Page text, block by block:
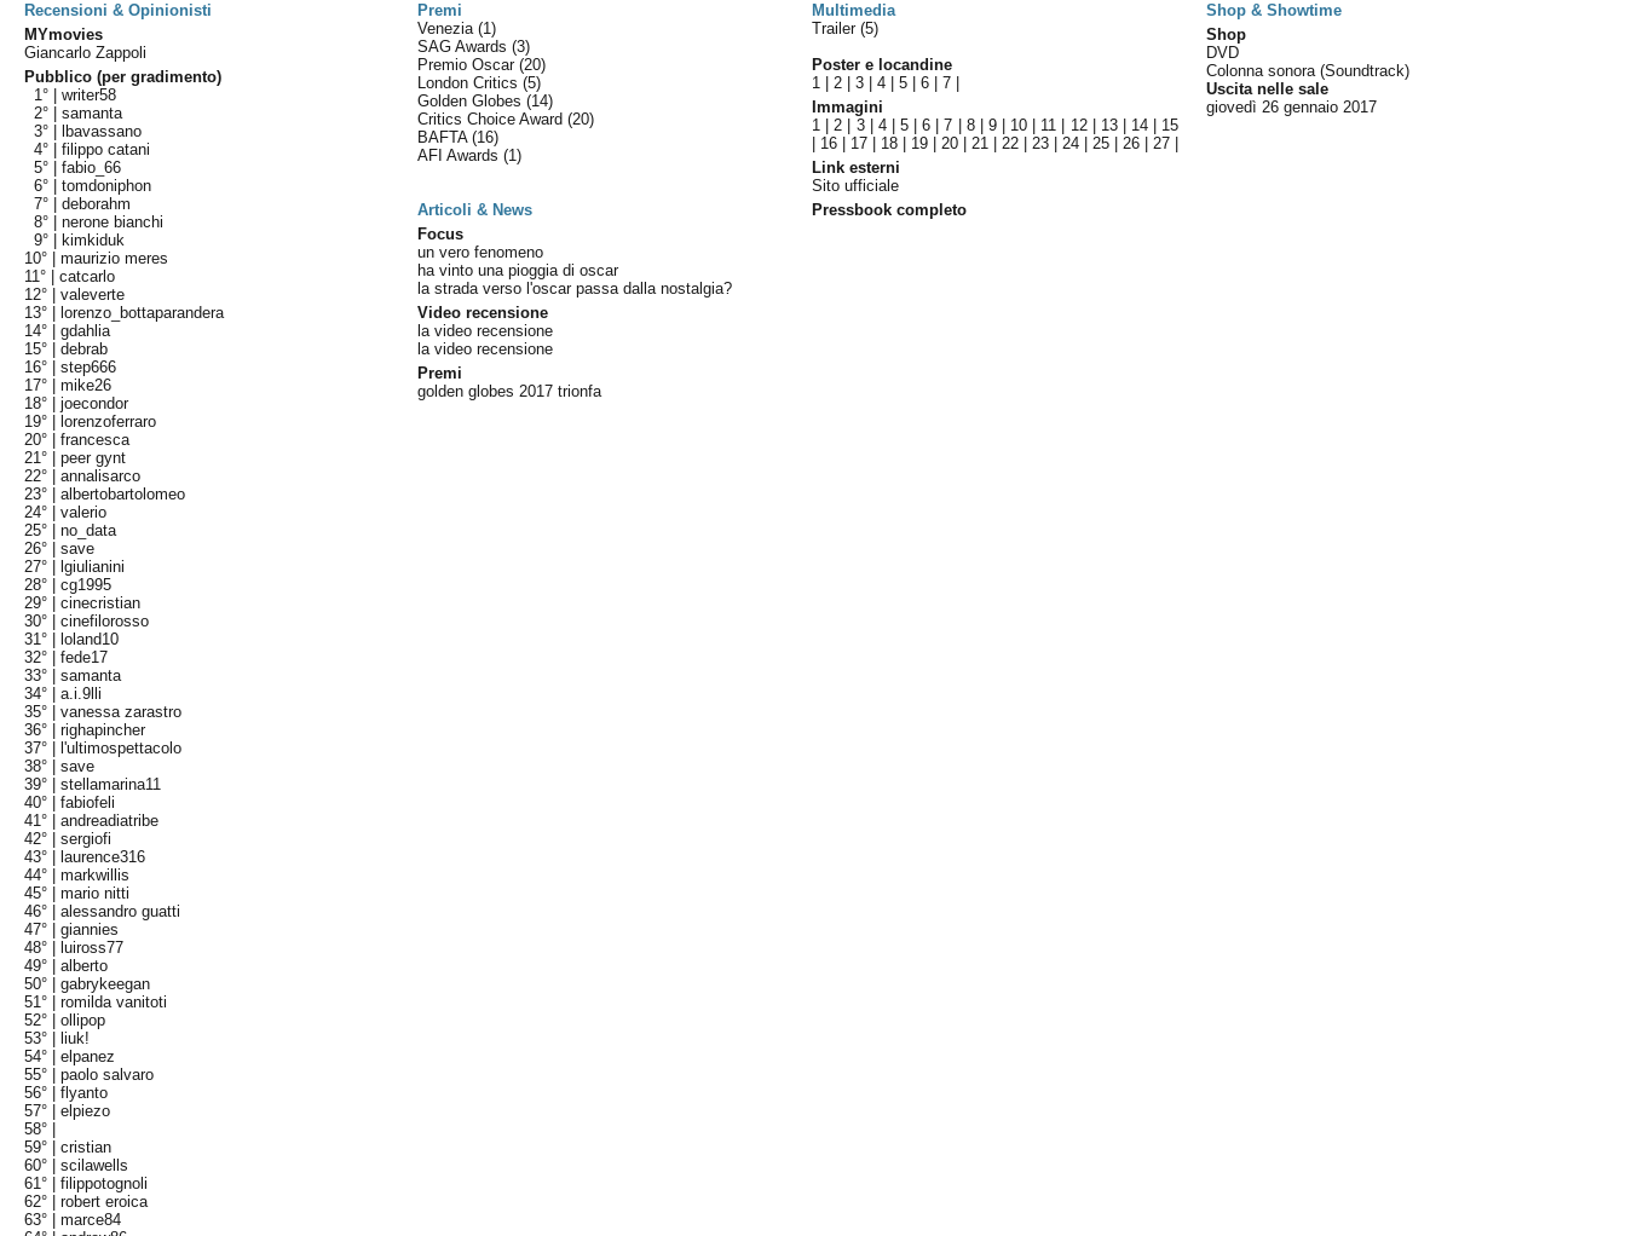
Recensioni & Opinionisti
Premi Multimedia
Shop & Showtime
MYmovies
Giancarlo Zappoli
Pubblico (per gradimento)
1° |writer58
2° |samanta
3° |
lbavassano
4° |filippo catani
5° |fabio_66
6° |tomdoniphon
7° |deborahm
8° |nerone bianchi
9° |
kimkiduk
10° |maurizio meres
11° |catcarlo
12° |valeverte
13° |
lorenzo_bottaparandera
14° |gdahlia
15° |debrab
16° |step666
17° |mike26
18° |joecondor
19° |
lorenzoferraro
20° |francesca
21° |peer gynt
22° |annalisarco
23° |albertobartolomeo
24° |valerio
25° |no_data
26° |save
27° |
lgiulianini
28° |cg1995
29° |cinecristian
30° |cinefilorosso
31° |
loland10
32° |fede17
33° |samanta
34° |a.i.9lli
35° |vanessa zarastro
36° |righapincher
37° |
l'ultimospettacolo
38° |save
39° |stellamarina11
40° |fabiofeli
41° |andreadiatribe
42° |sergiofi
43° |
laurence316
44° |markwillis
45° |mario nitti
46° |alessandro guatti
47° |giannies
48° |
luiross77
49° |alberto
50° |gabrykeegan
51° |romilda vanitoti
52° |ollipop
53° |
liuk!
54° |elpanez
55° |paolo salvaro
56° |flyanto
57° |elpiezo
58° |
59° |cristian
60° |scilawells
61° |filippotognoli
62° |robert eroica
63° |marce84
Venezia(1)
SAG Awards(3)
Premio Oscar(20)
London Critics(5)
Golden Globes(14)
Critics Choice Award(20)
BAFTA(16)
AFI Awards(1)
Articoli & News
Focus
un vero fenomeno
ha vinto una pioggia di oscar
la strada verso l'oscar passa dalla nostalgia?
Video recensione
la video recensione
la video recensione
Premi
golden globes 2017 trionfa
Trailer (5)
Poster e locandine
1 |2 |3 |4 |5 |6 |7
Immagini
1 |2 3| 4|5 |6 |7 8| 9| 10 11 12| 13| 14
15
16 17 18 19 |20 |21 |22 |23 |24 |25 |26 |27
Link esterni
Sito ufficiale
Pressbook completo
Shop
DVD
Colonna sonora (Soundtrack)
Uscita nelle sale
giovedì 26 gennaio 2017